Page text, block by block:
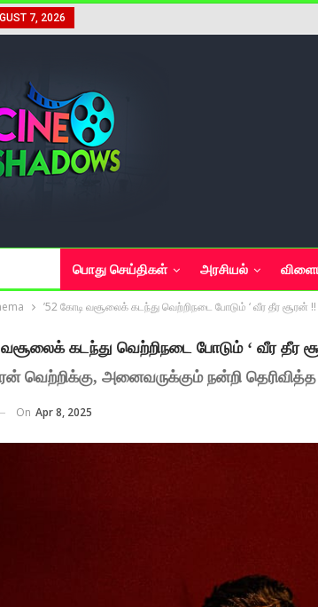
7, 2026
பொது செய்திகள் அரசியல்
’52 கோடி வசூலைக் கடந்து வெற்றிநடை போடும் ‘ வீர தீர சூரன் !!
வசூலைக் கடந்து வெற்றிநடை போடும் ‘ வீர தீர
வெற்றிக்கு, அனைவருக்கும் நன்றி
On Apr 8, 2025